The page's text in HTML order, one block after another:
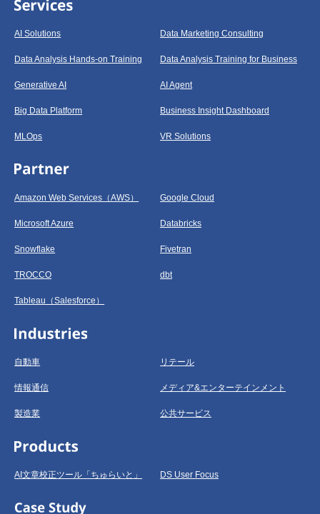
AI Solutions Data Marketing Consulting
Data Analysis Hands-on Training Data Analysis Training for Business
Generative AI AI Agent
Big Data Platform Business Insight Dashboard
MLOps VR Solutions
Amazon Web Services（AWS） Google Cloud
Microsoft Azure Databricks
Snowflake Fivetran
TROCCO dbt
Tableau（Salesforce）
自動車 リテール
情報通信 メディア&エンターテインメント
製造業 公共サービス
AI文章校正ツール「ちゅらいと」 DS User Focus